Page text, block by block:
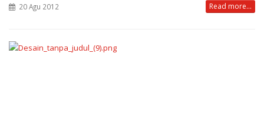
20 Agu 2012 Read more...